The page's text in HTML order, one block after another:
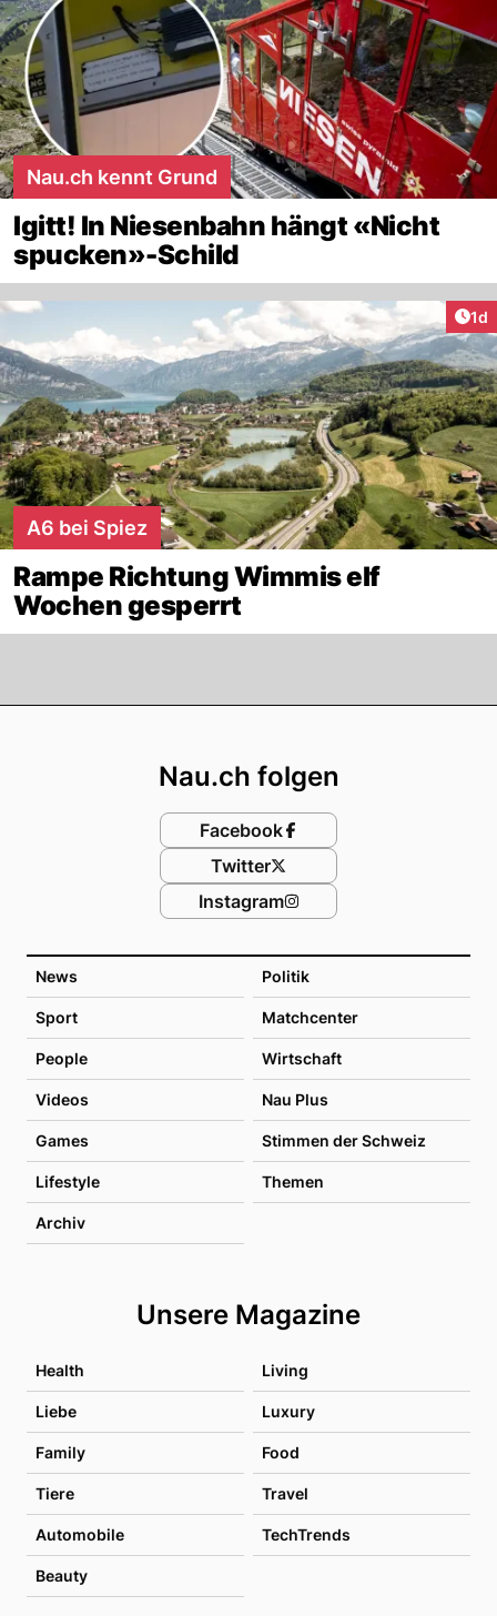
Nau.ch kennt Grund
Igitt! In Niesenbahn hängt «Nicht
spucken»-Schild
1d
A6 bei Spiez
Rampe Richtung Wimmis elf
Wochen gesperrt
News Politik
Sport Matchcenter
People Wirtschaft
Videos Nau Plus
Games Stimmen der Schweiz
Lifestyle Themen
Archiv
Unsere Magazine
Health Living
Liebe Luxury
Family Food
Tiere Travel
Automobile TechTrends
Beauty
Nau.ch folgen
Facebook
Twitter
Instagram